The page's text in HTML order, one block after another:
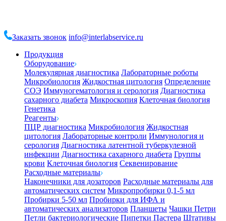
Заказать звонок info@interlabservice.ru
Продукция
Оборудование
Молекулярная диагностика Лабораторные роботы
Микробиология Жидкостная цитология Определение
СОЭ Иммуногематология и серология Диагностика
сахарного диабета Микроскопия Клеточная биология
Генетика
Реагенты
ПЦР диагностика Микробиология Жидкостная
цитология Лабораторные контроли Иммунология и
серология Диагностика латентной туберкулезной
инфекции Диагностика сахарного диабета Группы
крови Клеточная биология Секвенирование
Расходные материалы
Наконечники для дозаторов Расходные материалы для
автоматических систем Микропробирки 0,1-5 мл
Пробирки 5-50 мл Пробирки для ИФА и
автоматических анализаторов Планшеты Чашки Петри
Петли бактериологические Пипетки Пастера Штативы